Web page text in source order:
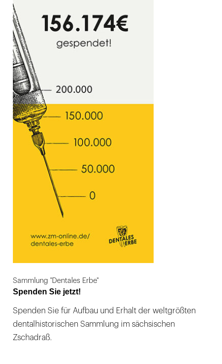
Sammlung "Dentales Erbe"
Spenden Sie jetzt!
Spenden Sie für Aufbau und Erhalt der weltgrößten
dentalhistorischen Sammlung im sächsischen
Zschadraß.